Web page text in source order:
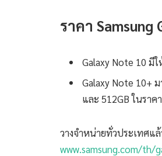
ราคา Samsung
Galaxy Note 10 มีใ
Galaxy Note 10+
และ 512GB ในราค
วางจำหน่ายทั่วประเทศ
www.samsung.com/th/